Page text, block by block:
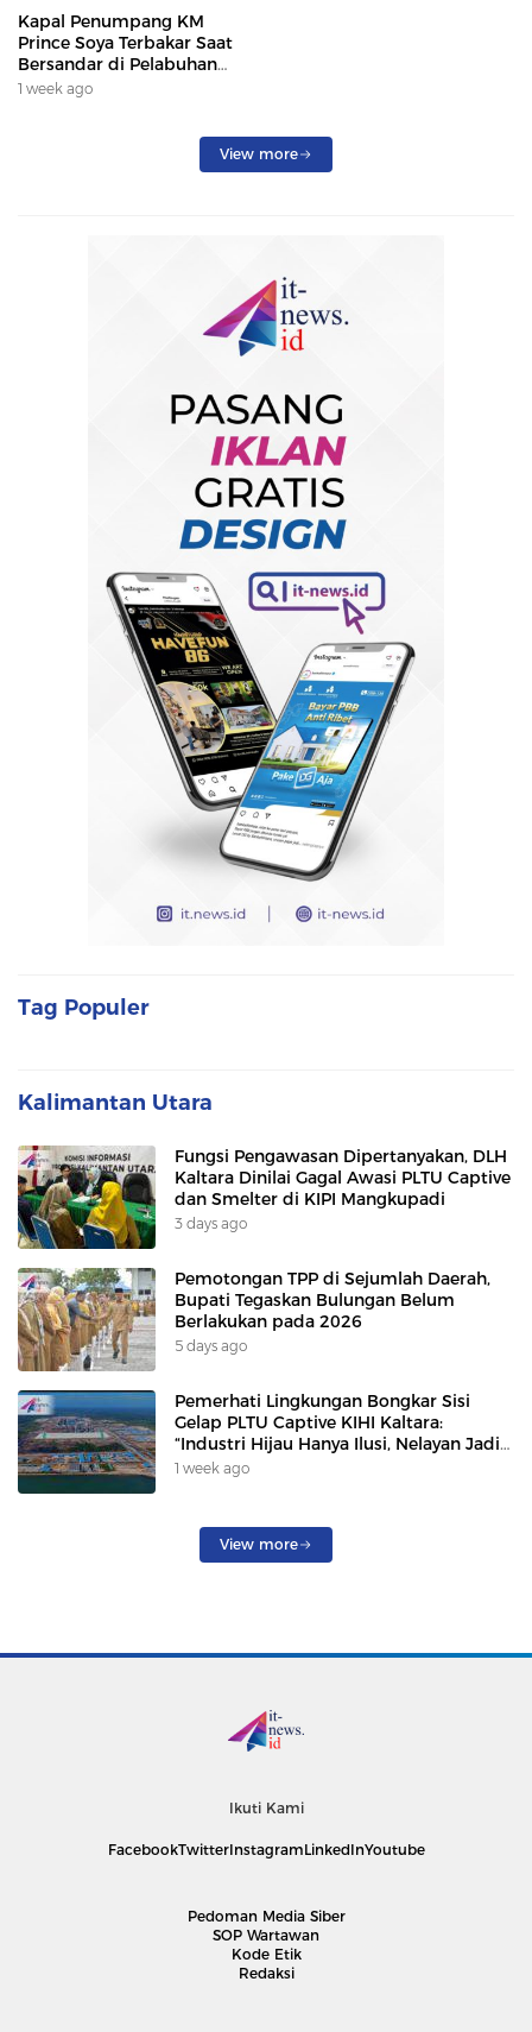
Kapal Penumpang KM
Prince Soya Terbakar Saat
Bersandar di Pelabuhan
Samarinda, Keberangkatan
1 week ago
View more
Tag Populer
Kalimantan Utara
Fungsi Pengawasan Dipertanyakan, DLH
Kaltara Dinilai Gagal Awasi PLTU Captive
dan Smelter di KIPI Mangkupadi
3 days ago
Pemotongan TPP di Sejumlah Daerah,
Bupati Tegaskan Bulungan Belum
Berlakukan pada 2026
5 days ago
Pemerhati Lingkungan Bongkar Sisi
Gelap PLTU Captive KIHI Kaltara:
“Industri Hijau Hanya Ilusi, Nelayan Jadi
Korban”
1 week ago
View more
Ikuti Kami
FacebookTwitterInstagramLinkedInYoutube
Pedoman Media Siber
SOP Wartawan
Kode Etik
Redaksi